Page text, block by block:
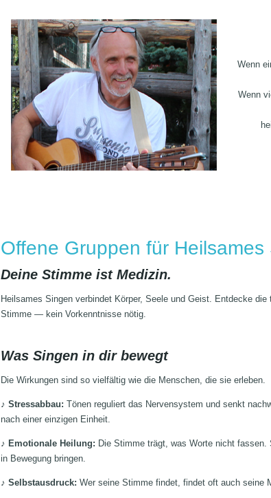
Wenn
Wenn
Offene Gruppen für Heilsames
Deine Stimme ist Medizin.
Heilsames Singen verbindet Körper, Seele und Geist. Entdecke
Stimme — kein Vorkenntnisse nötig.
Was Singen in dir bewegt
Die Wirkungen sind so vielfältig wie die Menschen, die sie erleben.
♪ Stressabbau: Tönen reguliert das Nervensystem und senkt
nach einer einzigen Einheit.
♪ Emotionale Heilung: Die Stimme trägt, was Worte nicht
in Bewegung bringen.
♪ Selbstausdruck: Wer seine Stimme findet, findet oft auch seine